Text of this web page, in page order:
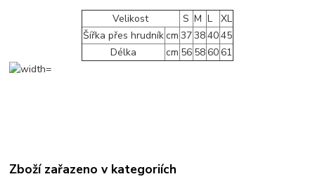
Velikost
S M L
XL
Šířka přes hrudníkcm 37384045
Délka
cm 56 586061
Zboží zařazeno v kategoriích